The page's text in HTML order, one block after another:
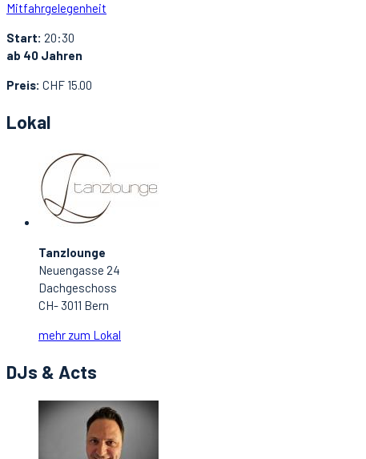
Mitfahrgelegenheit
Start: 20:30
ab 40 Jahren
Preis: CHF 15.00
Lokal
Tanzlounge
Neuengasse 24
Dachgeschoss
CH- 3011 Bern
mehr zum Lokal
DJs & Acts